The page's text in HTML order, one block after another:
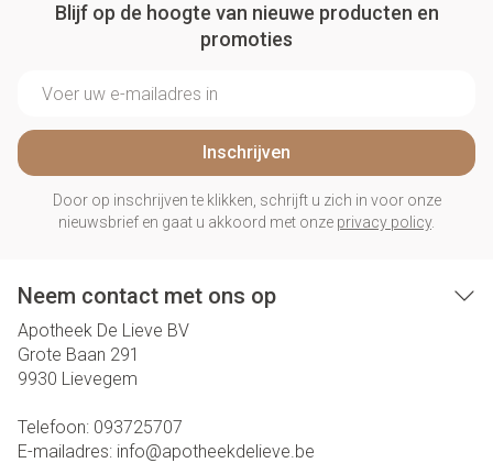
Blijf op de hoogte van nieuwe producten en
promoties
Inschrijven
Door op inschrijven te klikken, schrijft u zich in voor onze
nieuwsbrief en gaat u akkoord met onze privacy policy.
Neem contact met ons op
Apotheek De Lieve BV
Grote Baan 291
9930 Lievegem
Telefoon: 093725707
E-mailadres: info@apotheekdelieve.be